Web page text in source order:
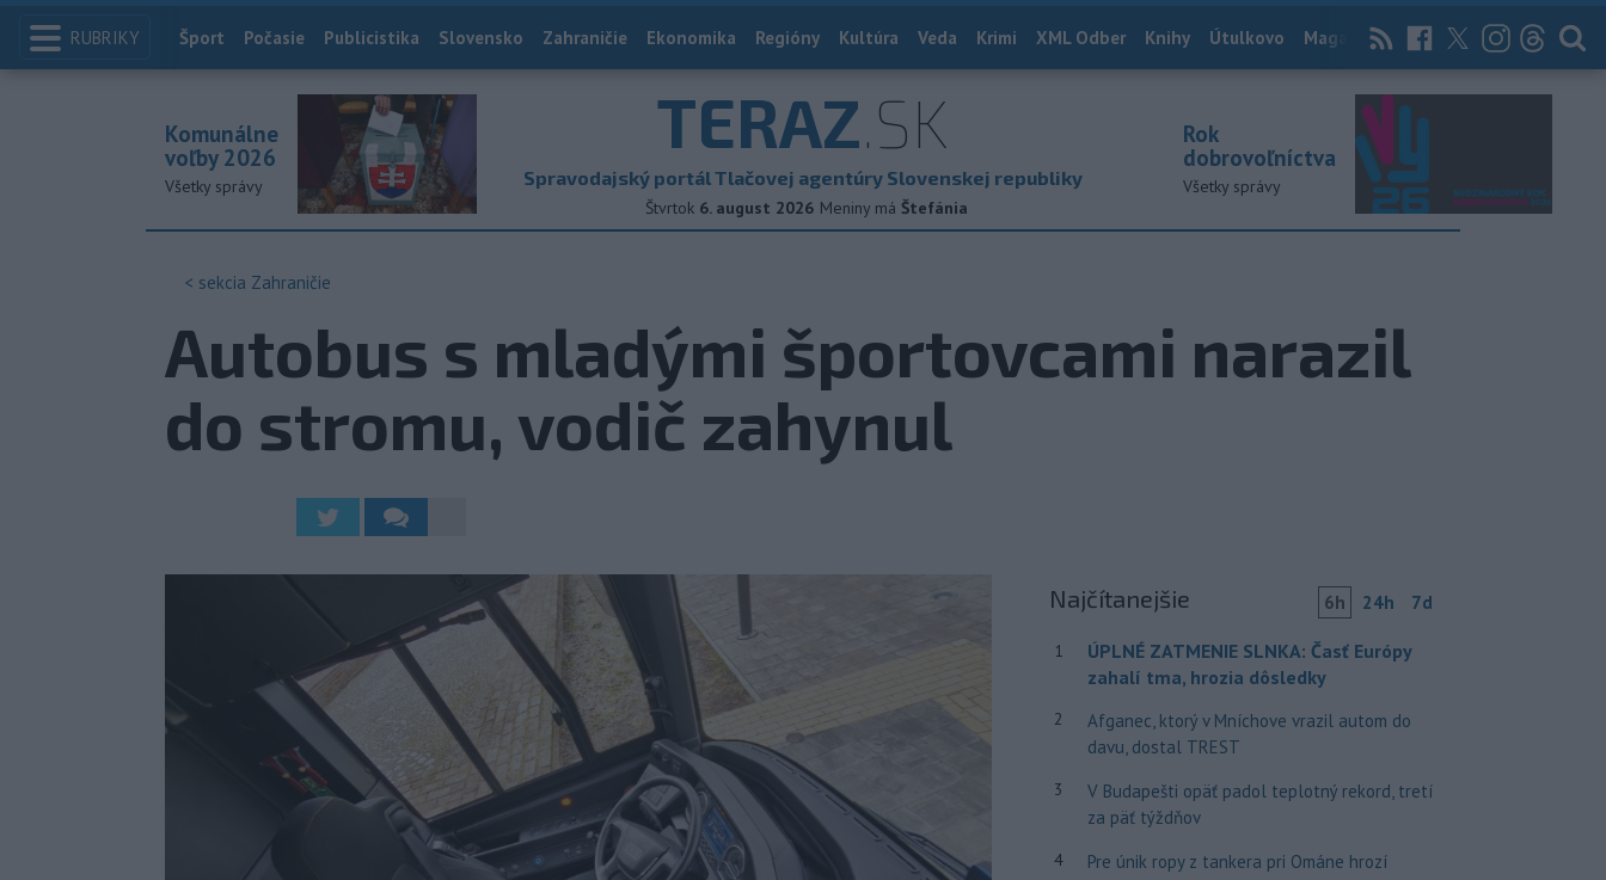
RUBRIKY Index
Šport Počasie Publicistika Slovensko Zahraničie Ekonomika Regióny Kultúra Veda Krimi XML Odber Knihy Útulkovo Magazín News Now Archív
TERAZ.SK
Spravodajský portál Tlačovej agentúry Slovenskej republiky
Štvrtok 6. august 2026 Meniny má Štefánia
Komunálne
voľby 2026
Všetky správy
Rok
dobrovoľníctva
Všetky správy
< sekcia Zahraničie
Autobus s mladými športovcami narazil
do stromu, vodič zahynul
Najčítanejšie 6h 24h 7d
1
ÚPLNÉ ZATMENIE SLNKA: Časť Európy
zahalí tma, hrozia dôsledky
2
Afganec, ktorý v Mníchove vrazil autom do
davu, dostal TREST
3
V Budapešti opäť padol teplotný rekord, tretí
za päť týždňov
4
Pre únik ropy z tankera pri Ománe hrozí